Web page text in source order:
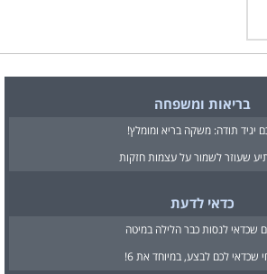
בריאות ומשפחה
יגיד תודה: משקה בריא ומומלץ!
שעוזר לשמור על עצמות חזקות
כדאי לדעת